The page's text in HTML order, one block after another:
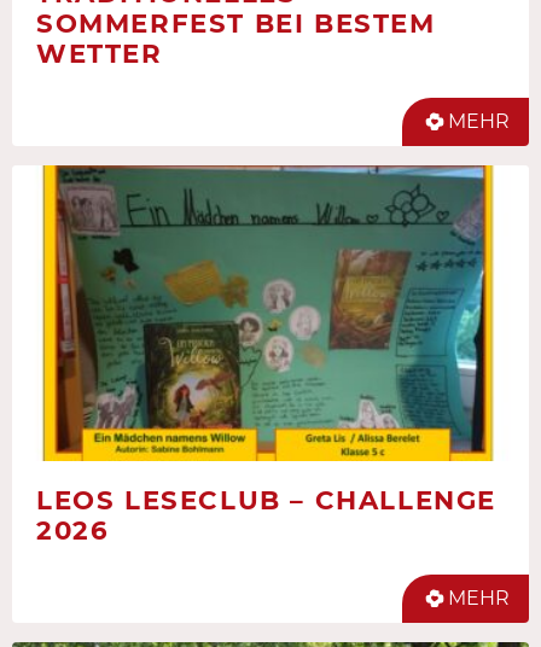
SOMMERFEST BEI BESTEM
WETTER
MEHR
LEOS LESECLUB – CHALLENGE
2026
MEHR